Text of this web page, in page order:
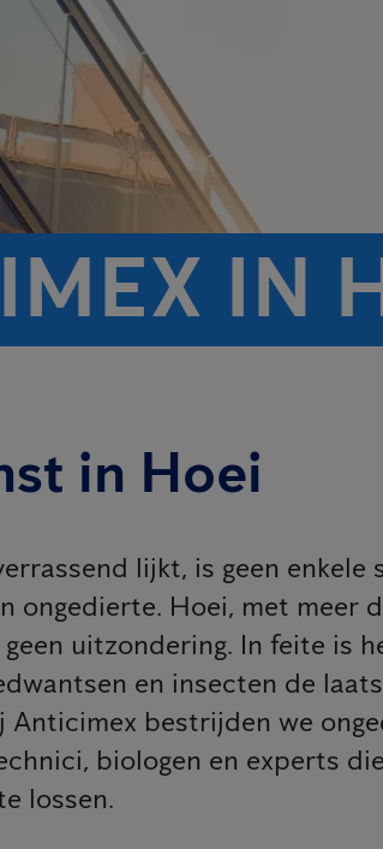
IN
in Hoei
lijkt, is geen enkele
ongedierte. Hoei, met meer
uitzondering. In feite is
en insecten de
Anticimex bestrijden we
biologen en experts
lossen.